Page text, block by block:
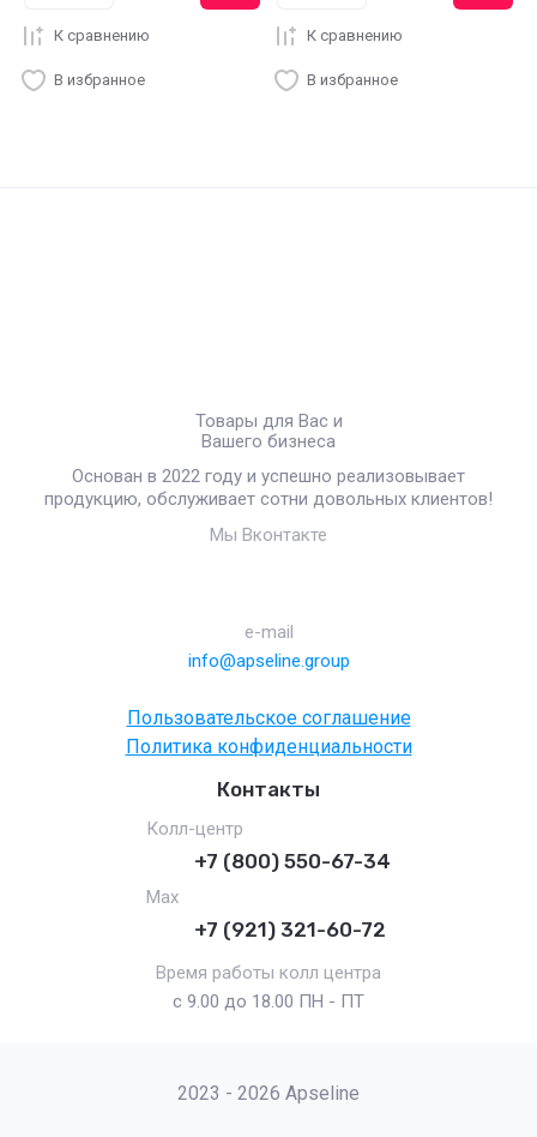
К сравнению
В избранное
К сравнению
В избранное
Товары для Вас и
Вашего бизнеса
Основан в 2022 году и успешно реализовывает
продукцию, обслуживает сотни довольных клиентов!
Мы Вконтакте
e-mail
info@apseline.group
Пользовательское соглашение
Политика конфиденциальности
Контакты
Колл-центр
+7 (800) 550-67-34
Max
+7 (921) 321-60-72
Время работы колл центра
с 9.00 до 18.00 ПН - ПТ
2023 - 2026 Apseline